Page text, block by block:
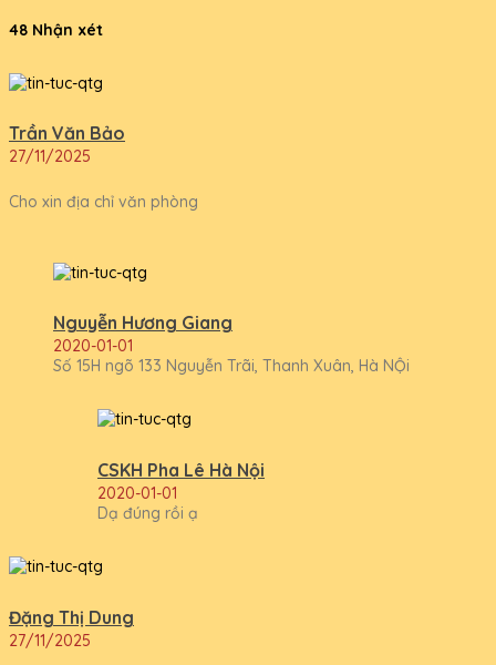
48 Nhận xét
Trần Văn Bảo
27/11/2025
Cho xin địa chỉ văn phòng
Nguyễn Hương Giang
2020-01-01
Số 15H ngõ 133 Nguyễn Trãi, Thanh Xuân, Hà NỘi
CSKH Pha Lê Hà Nội
2020-01-01
Dạ đúng rồi ạ
Đặng Thị Dung
27/11/2025